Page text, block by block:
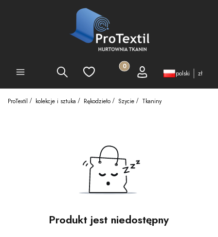
PEŁNA OFERTA Szukaj Ulubione Produkty w koszyku: 0. Zobacz
Koszyk Zaloguj się polski zł
ProTextil kolekcje i sztuka Rękodzieło Szycie Tkaniny
Produkt jest niedostępny